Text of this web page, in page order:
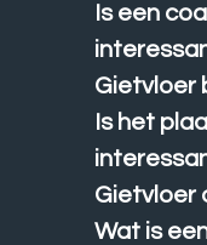
Is een
Gietvloer
Is het
Gietvloer
Wat is